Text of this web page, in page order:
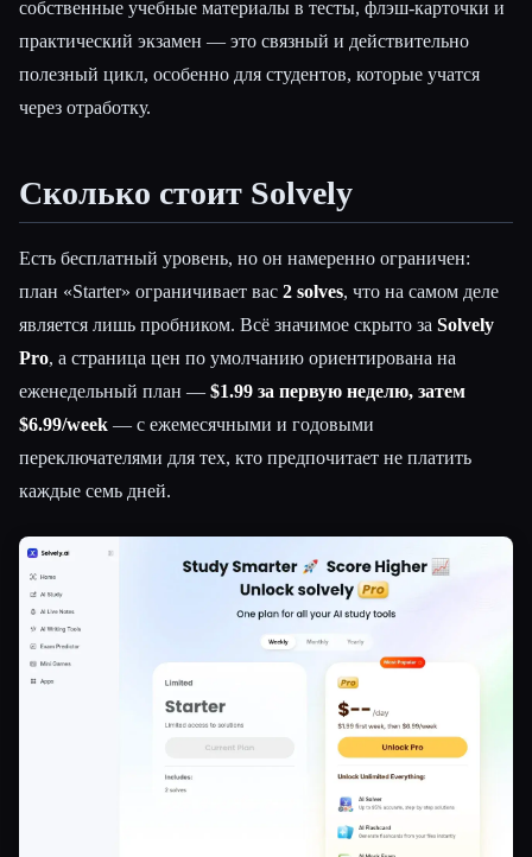
собственные учебные материалы в тесты, флэш-карточки и
практический экзамен — это связный и действительно
полезный цикл, особенно для студентов, которые учатся
через отработку.
Сколько стоит Solvely
Есть бесплатный уровень, но он намеренно ограничен:
план «Starter» ограничивает вас 2 solves, что на самом деле
является лишь пробником. Всё значимое скрыто за Solvely
Pro, а страница цен по умолчанию ориентирована на
еженедельный план — $1.99 за первую неделю, затем
$6.99/week — с ежемесячными и годовыми
переключателями для тех, кто предпочитает не платить
каждые семь дней.